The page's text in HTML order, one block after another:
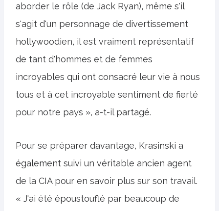
aborder le rôle (de Jack Ryan), même s'il
s'agit d'un personnage de divertissement
hollywoodien, il est vraiment représentatif
de tant d'hommes et de femmes
incroyables qui ont consacré leur vie à nous
tous et à cet incroyable sentiment de fierté
pour notre pays », a-t-il partagé.
Pour se préparer davantage, Krasinski a
également suivi un véritable ancien agent
de la CIA pour en savoir plus sur son travail.
« J'ai été époustouflé par beaucoup de